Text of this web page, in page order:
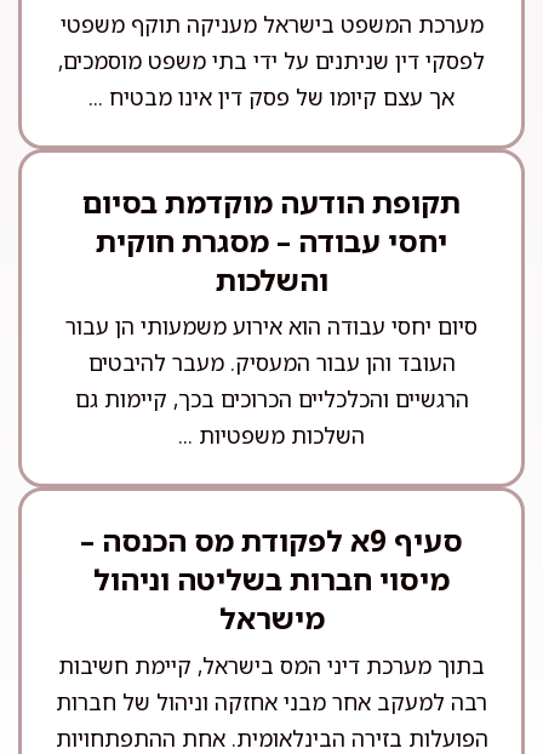
מערכת המשפט בישראל מעניקה תוקף משפטי
לפסקי דין שניתנים על ידי בתי משפט מוסמכים,
אך עצם קיומו של פסק דין אינו מבטיח ...
תקופת הודעה מוקדמת בסיום
יחסי עבודה – מסגרת חוקית
והשלכות
סיום יחסי עבודה הוא אירוע משמעותי הן עבור
העובד והן עבור המעסיק. מעבר להיבטים
הרגשיים והכלכליים הכרוכים בכך, קיימות גם
השלכות משפטיות ...
סעיף 9א לפקודת מס הכנסה –
מיסוי חברות בשליטה וניהול
מישראל
בתוך מערכת דיני המס בישראל, קיימת חשיבות
רבה למעקב אחר מבני אחזקה וניהול של חברות
הפועלות בזירה הבינלאומית. אחת ההתפתחויות